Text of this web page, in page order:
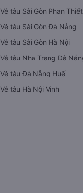
Vé tàu Sài Gòn Phan Thiết
Vé tàu Sài Gòn Đà Nẵng
Vé tàu Sài Gòn Hà Nội
Vé tàu Nha Trang Đà
Vé tàu Đà Nẵng Huế
Vé tàu Hà Nội Vinh